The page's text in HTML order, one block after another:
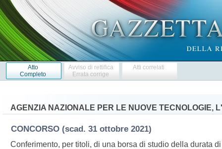
Atto
Completo
Avviso di rettifica
Errata corrige
Atti correlati
AGENZIA NAZIONALE PER LE NUOVE TECNOLOGIE,
CONCORSO (scad. 31 ottobre 2021)
Conferimento, per titoli, di una borsa di studio della durata